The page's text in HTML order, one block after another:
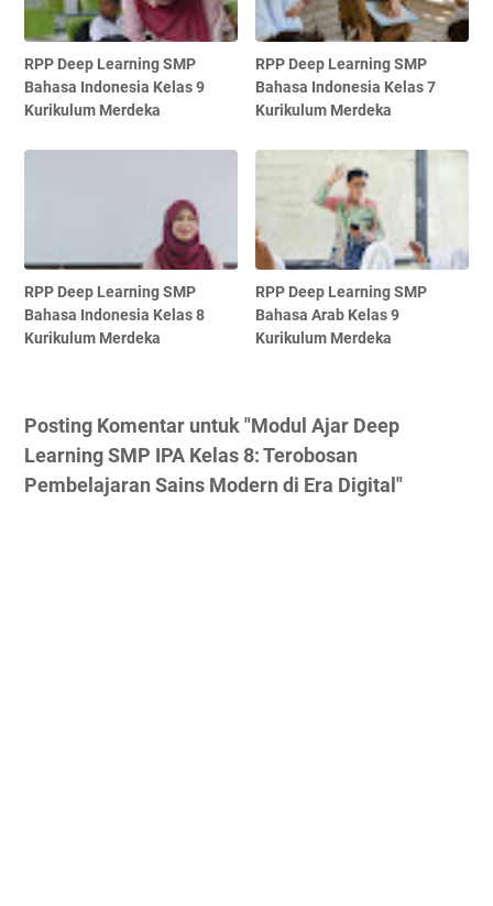
RPP Deep Learning SMP
Bahasa Indonesia Kelas 9
Kurikulum Merdeka
RPP Deep Learning SMP
Bahasa Indonesia Kelas 7
Kurikulum Merdeka
RPP Deep Learning SMP
Bahasa Indonesia Kelas 8
Kurikulum Merdeka
RPP Deep Learning SMP
Bahasa Arab Kelas 9
Kurikulum Merdeka
Posting Komentar untuk "Modul Ajar Deep
Learning SMP IPA Kelas 8: Terobosan
Pembelajaran Sains Modern di Era Digital"